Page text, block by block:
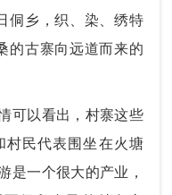
侗乡，织、染、绣特
的古寨向远道而来的
以看出，村寨这些
村民代表围坐在火塘
是一个很大的产业，